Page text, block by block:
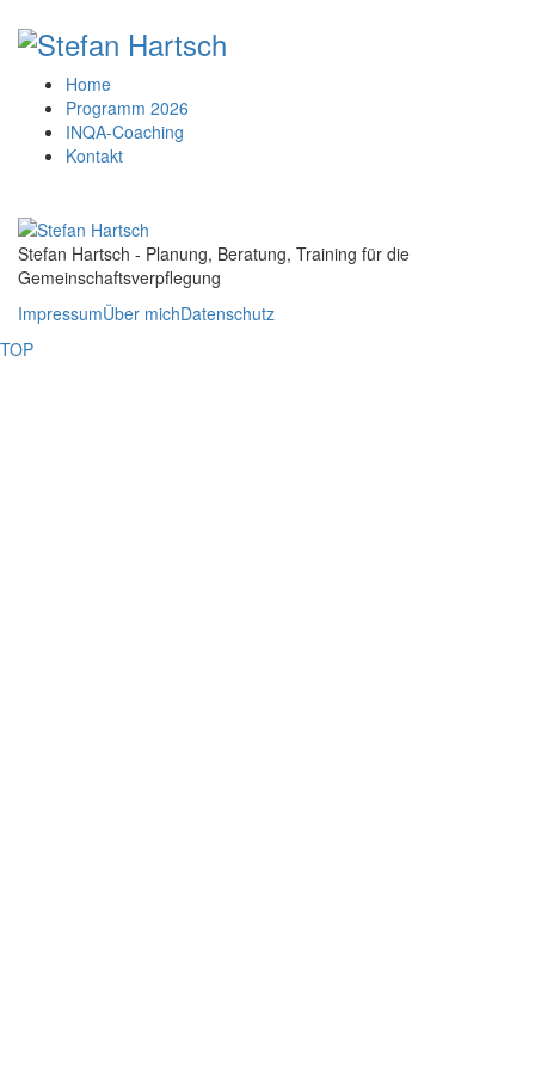
Home
Programm 2026
INQA-Coaching
Kontakt
Stefan Hartsch - Planung, Beratung, Training für die
Gemeinschaftsverpflegung
ImpressumÜber michDatenschutz
TOP